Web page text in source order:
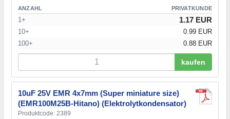
ANZAHL PRIVATKUNDE
1+ 1.17 EUR
10+
0.99 EUR
100+
0.88 EUR
kaufen
10uF 25V EMR 4x7mm (Super miniature size)
(EMR100M25B-Hitano) (Elektrolytkondensator)
Produktcode: 2389